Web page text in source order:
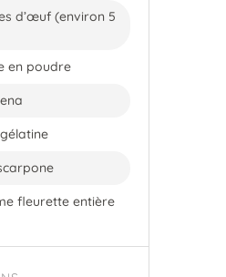
d’œuf (environ 5
en poudre
fleurette entière